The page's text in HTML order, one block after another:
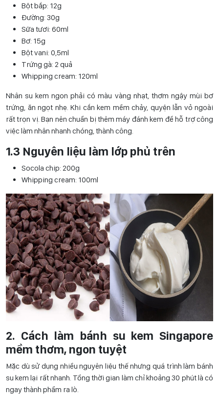
Bột bắp: 12g
Đường: 30g
Sữa tươi: 60ml
Bơ: 15g
Bột vani: 0,5ml
Trứng gà: 2 quả
Whipping cream: 120ml
Nhân su kem ngon phải có màu vàng nhạt, thơm ngậy mùi bơ
trứng, ăn ngọt nhẹ. Khi cắn kem mềm chảy, quyện lẫn vỏ ngoài
rất trọn vị. Bạn nên chuẩn bị thêm máy đánh kem để hỗ trợ công
việc làm nhân nhanh chóng, thành công.
1.3 Nguyên liệu làm lớp phủ trên
Socola chip: 200g
Whipping cream: 100ml
2. Cách làm bánh su kem Singapore
mềm thơm, ngon tuyệt
Mặc dù sử dụng nhiều nguyên liệu thế nhưng quá trình làm bánh
su kem lại rất nhanh. Tổng thời gian làm chỉ khoảng 30 phút là có
ngay thành phẩm ra lò.